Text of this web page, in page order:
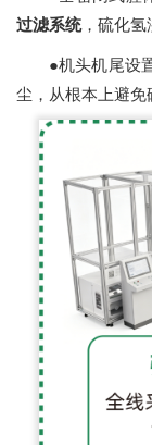
过滤系统，硫化氢
●机头机尾设
尘，从根本上避免